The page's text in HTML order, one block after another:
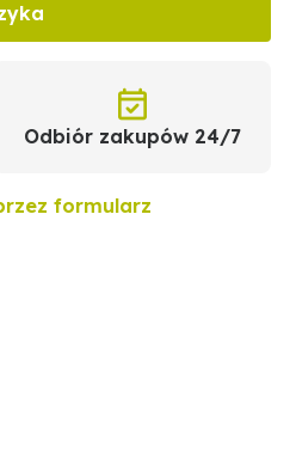
Odbiór zakupów 24/7
formularz